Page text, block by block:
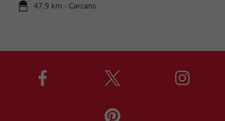
47,9 km - Carcans